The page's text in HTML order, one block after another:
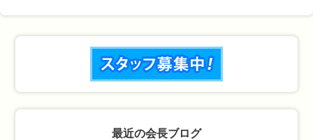
最近の会長ブログ